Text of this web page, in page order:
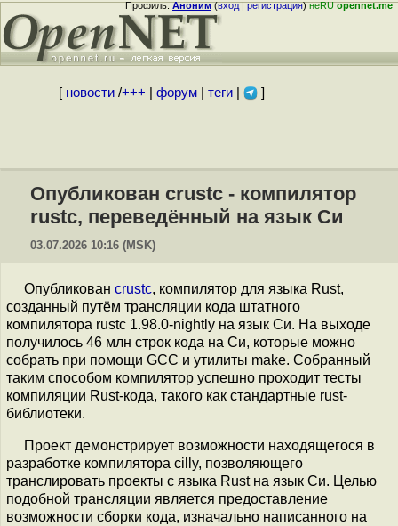
Профиль:Аноним(вход|регистрация)неRUopennet.me
[ новости/+++ форум| теги| ]
Опубликован crustc - компилятор
rustc, переведённый на язык Си
03.07.2026 10:16 (MSK)
Опубликован crustc, компилятор для языка Rust,
созданный путём трансляции кода штатного
компилятора rustc 1.98.0-nightly на язык Си. На выходе
получилось 46 млн строк кода на Си, которые можно
собрать при помощи GCC и утилиты make. Собранный
таким способом компилятор успешно проходит тесты
компиляции Rust-кода, такого как стандартные rust-
библиотеки.
Проект демонстрирует возможности находящегося в
разработке компилятора cilly, позволяющего
транслировать проекты с языка Rust на язык Си. Целью
подобной трансляции является предоставление
возможности сборки кода, изначально написанного на